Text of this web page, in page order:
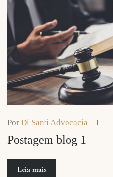
Por Di Santi Advocacia
Postagem blog 1
Leia mais